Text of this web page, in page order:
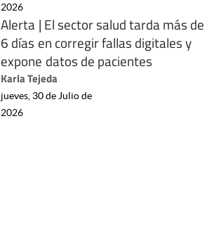
2026
Alerta | El sector salud tarda más de
6 días en corregir fallas digitales y
expone datos de pacientes
Karla Tejeda
jueves, 30 de Julio de
2026